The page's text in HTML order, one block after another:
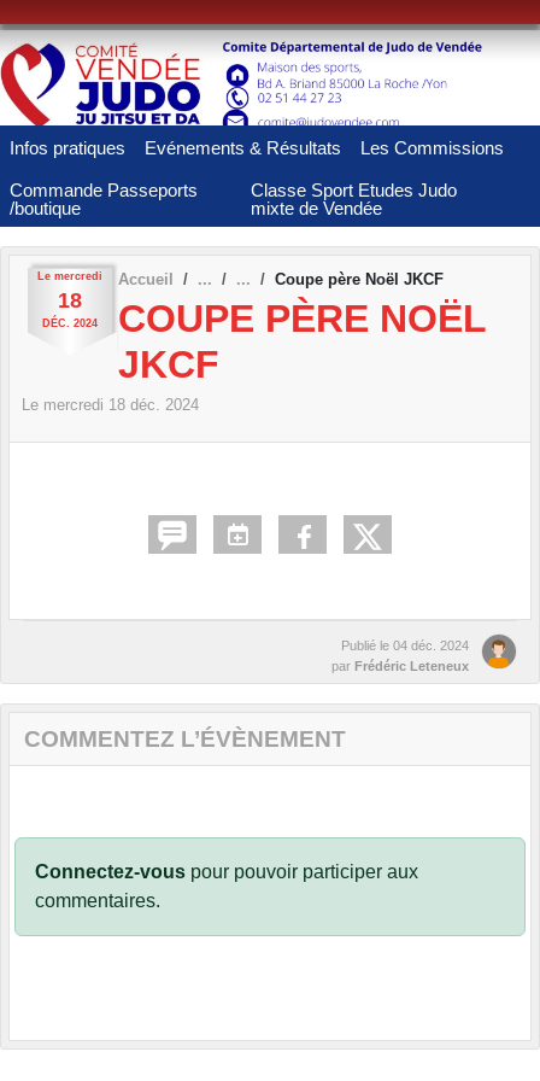
Infos pratiques Evénements & Résultats Les Commissions
Commande Passeports
/boutique
Classe Sport Etudes Judo
mixte de Vendée
Le mercredi
18
DÉC. 2024
Accueil Coupe père Noël JKCF
COUPE PÈRE NOËL
JKCF
Le mercredi 18 déc. 2024
Publié le 04 déc. 2024
par Frédéric Leteneux
COMMENTEZ L’ÉVÈNEMENT
Connectez-vous pour pouvoir participer aux
commentaires.